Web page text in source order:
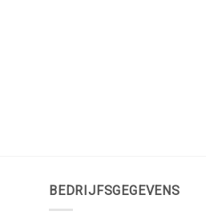
BEDRIJFSGEGEVENS